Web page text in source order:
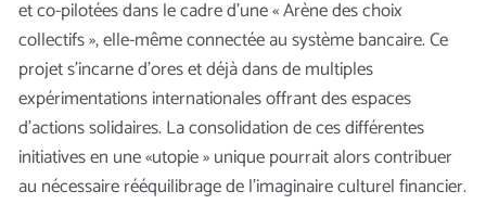
et co-pilotées dans le cadre d’une « Arène des choix
collectifs », elle-même connectée au système bancaire. Ce
projet s’incarne d’ores et déjà dans de multiples
expérimentations internationales offrant des espaces
d’actions solidaires. La consolidation de ces différentes
initiatives en une «utopie » unique pourrait alors contribuer
au nécessaire rééquilibrage de l’imaginaire culturel financier.